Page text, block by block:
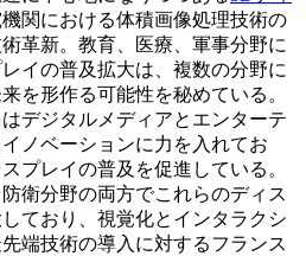
関における体積画像処理技術の
革新。教育、医療、軍事分野に
イの普及拡大は、複数の分野に
を形作る可能性を秘めている。
デジタルメディアとエンターテ
ノベーションに力を入れてお
プレイの普及を促進している。
衛分野の両方でこれらのディス
ており、視覚化とインタラクシ
端技術の導入に対するフランス